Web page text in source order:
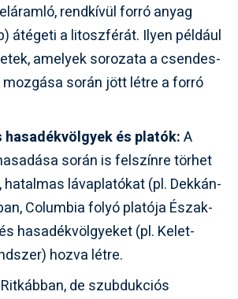
rendkívül forró anyag
átégeti a litoszférát. Ilyen például
amelyek sorozata a csendes-
során jött létre a forró
és platók:A
során is felszínre törhet
lávaplatókat (pl. Dekkán-
Columbia folyó platója Észak-
hasadékvölgyeket (pl. Kelet-
hozva létre.
Ritkábban, de szubdukciós